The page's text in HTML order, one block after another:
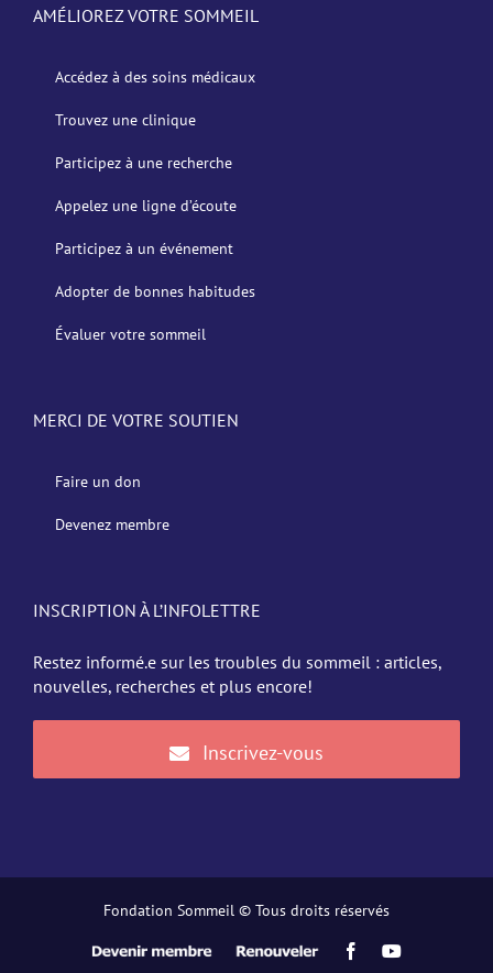
AMÉLIOREZ VOTRE SOMMEIL
Accédez à des soins médicaux
Trouvez une clinique
Participez à une recherche
Appelez une ligne d’écoute
Participez à un événement
Adopter de bonnes habitudes
Évaluer votre sommeil
MERCI DE VOTRE SOUTIEN
Faire un don
Devenez membre
INSCRIPTION À L’INFOLETTRE
Restez informé.e sur les troubles du sommeil : articles,
nouvelles, recherches et plus encore!
Inscrivez-vous
Fondation Sommeil © Tous droits réservés
Devenir
Renouveler FacebookYouTube